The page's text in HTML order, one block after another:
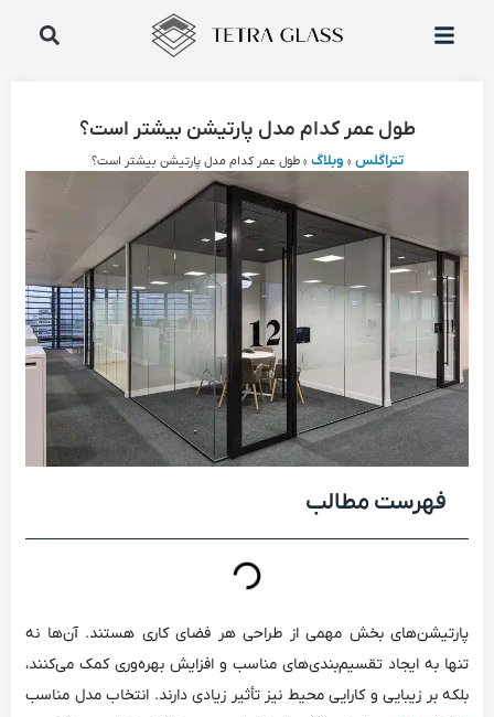
طول عمر کدام مدل پارتیشن بیشتر است؟
تتراگلس » وبلاگ »طول عمر کدام مدل پارتیشن بیشتر است؟
فهرست مطالب
پارتیشن‌های بخش مهمی از طراحی هر فضای کاری هستند. آن‌ها نه
تنها به ایجاد تقسیم‌بندی‌های مناسب و افزایش بهره‌وری کمک می‌کنند،
بلکه بر زیبایی و کارایی محیط نیز تأثیر زیادی دارند. انتخاب مدل مناسب